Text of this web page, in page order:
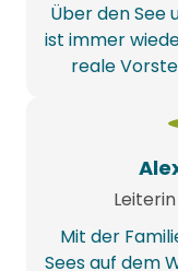
Über den See
ist immer
reale
Mit der
Sees auf dem